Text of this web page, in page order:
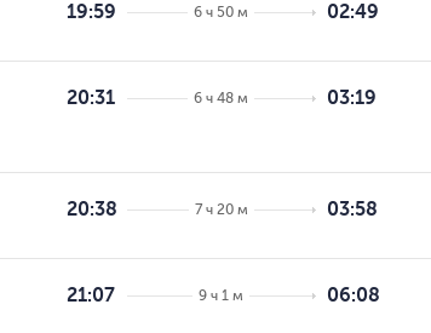
19:59 6 ч 50 м 02:49
20:31 6 ч 48 м 03:19
20:38 7 ч 20 м 03:58
21:07 9 ч 1 м 06:08